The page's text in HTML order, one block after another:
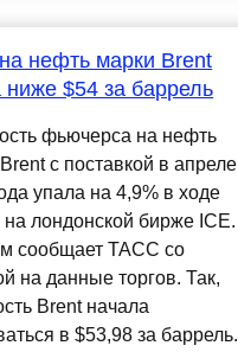
нефть марки Brent
ниже $54 за баррель
фьючерса на нефть
с поставкой в апреле
упала на 4,9% в ходе
на лондонской бирже ICE.
сообщает ТАСС со
на данные торгов. Так,
Brent начала
в $53,98 за баррель.